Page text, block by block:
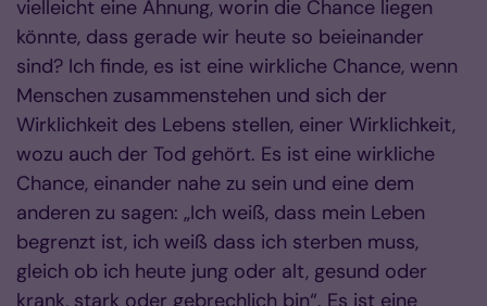
vielleicht eine Ahnung, worin die Chance liegen
könnte, dass gerade wir heute so beieinander
sind? Ich finde, es ist eine wirkliche Chance, wenn
Menschen zusammenstehen und sich der
Wirklichkeit des Lebens stellen, einer Wirklichkeit,
wozu auch der Tod gehört. Es ist eine wirkliche
Chance, einander nahe zu sein und eine dem
anderen zu sagen: „Ich weiß, dass mein Leben
begrenzt ist, ich weiß dass ich sterben muss,
gleich ob ich heute jung oder alt, gesund oder
krank, stark oder gebrechlich bin“. Es ist eine